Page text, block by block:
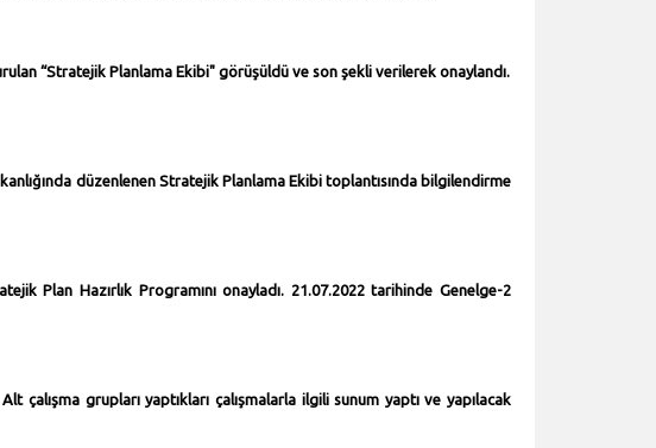
“Stratejik Planlama Ekibi" görüşüldü ve son şekli verilerek onaylandı.
düzenlenen Stratejik Planlama Ekibi toplantısında bilgilendirme
Plan Hazırlık Programını onayladı. 21.07.2022 tarihinde Genelge-2
çalışma grupları yaptıkları çalışmalarla ilgili sunum yaptı ve yapılacak